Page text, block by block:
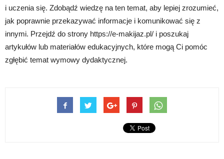
i uczenia się. Zdobądź wiedzę na ten temat, aby lepiej zrozumieć,
jak poprawnie przekazywać informacje i komunikować się z
innymi. Przejdź do strony https://e-makijaz.pl/ i poszukaj
artykułów lub materiałów edukacyjnych, które mogą Ci pomóc
zgłębić temat wymowy dydaktycznej.